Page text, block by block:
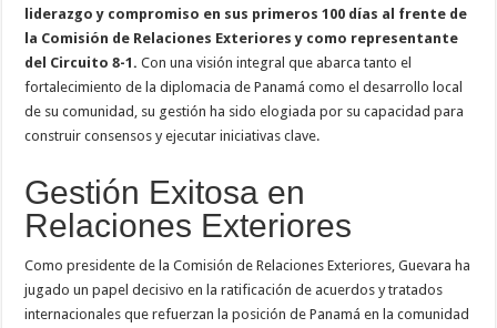
liderazgo y compromiso en sus primeros 100 días al frente de
la Comisión de Relaciones Exteriores y como representante
del Circuito 8-1. Con una visión integral que abarca tanto el
fortalecimiento de la diplomacia de Panamá como el desarrollo local
de su comunidad, su gestión ha sido elogiada por su capacidad para
construir consensos y ejecutar iniciativas clave.
Gestión Exitosa en
Relaciones Exteriores
Como presidente de la Comisión de Relaciones Exteriores, Guevara ha
jugado un papel decisivo en la ratificación de acuerdos y tratados
internacionales que refuerzan la posición de Panamá en la comunidad